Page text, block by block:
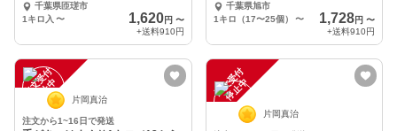
ル品千葉県匝瑳市
1キロ入 〜 1,620円 〜
+送料910円
千葉県旭市
1キロ（17〜25個）
〜 1,728円 〜
+送料910円
注
文
受
付
停
止
中 片岡真治
注文から1~16日で発送
注
文
受
付
停
止
中
片岡真治